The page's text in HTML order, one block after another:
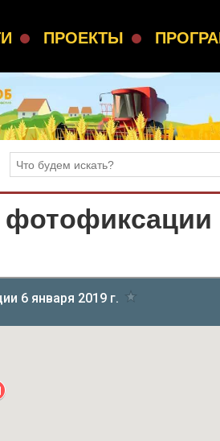
ПРОЕКТЫ
фотофиксации